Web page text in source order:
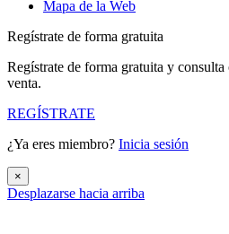
Mapa de la Web
Regístrate de forma gratuita
Regístrate de forma gratuita y consulta
venta.
REGÍSTRATE
¿Ya eres miembro? Inicia sesión
×
Desplazarse hacia arriba